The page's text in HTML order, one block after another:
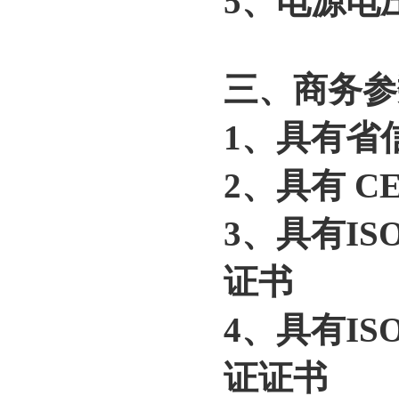
三、商务
1、具有省
2、具有
3、具有
证书
4、具有
证证书